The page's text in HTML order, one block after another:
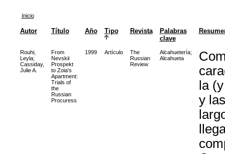
Inicio
Autor Título Año Tipo Revista
Palabras
clave
Rouhi,
Leyla;
Cassiday,
Julie A.
From
Nevskii
Prospekt
to Zoia's
Apartment:
Trials of
the
Russian
Procuress
1999 Artículo
The
Russian
Review
Alcahuetería;
Alcahueta
la
y